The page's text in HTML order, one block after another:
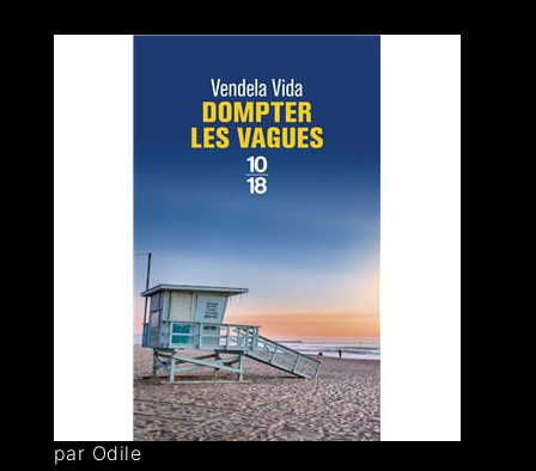
par Odile